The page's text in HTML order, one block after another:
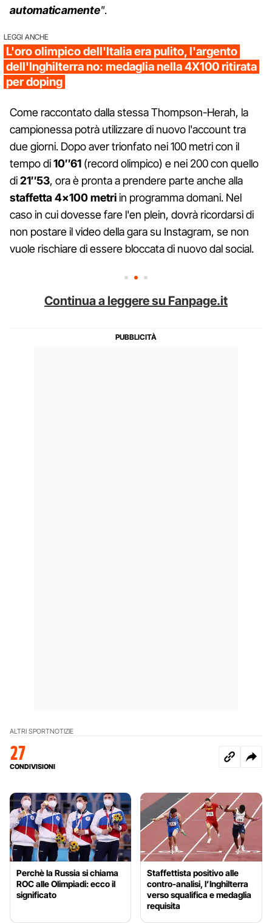
automaticamente".
LEGGI ANCHE
L'oro olimpico dell'Italia era pulito, l'argento
dell'Inghilterra no: medaglia nella 4X100 ritirata
per doping
Come raccontato dalla stessa Thompson-Herah, la
campionessa potrà utilizzare di nuovo l'account tra
due giorni. Dopo aver trionfato nei 100 metri con il
tempo di10″61 (record olimpico) e nei 200 con quello
di21″53, ora è pronta a prendere parte anche alla
staffetta 4×100 metriin programma domani. Nel
caso in cui dovesse fare l'en plein, dovrà ricordarsi di
non postare il video della gara su Instagram, se non
vuole rischiare di essere bloccata di nuovo dal social.
Continua a leggere su Fanpage.it
ALTRI SPORTNOTIZIE
27
CONDIVISIONI
Perchè la Russia si chiama
ROC alle Olimpiadi: ecco il
significato
Staffettista positivo alle
contro-analisi, l’Inghilterra
verso squalifica e medaglia
requisita